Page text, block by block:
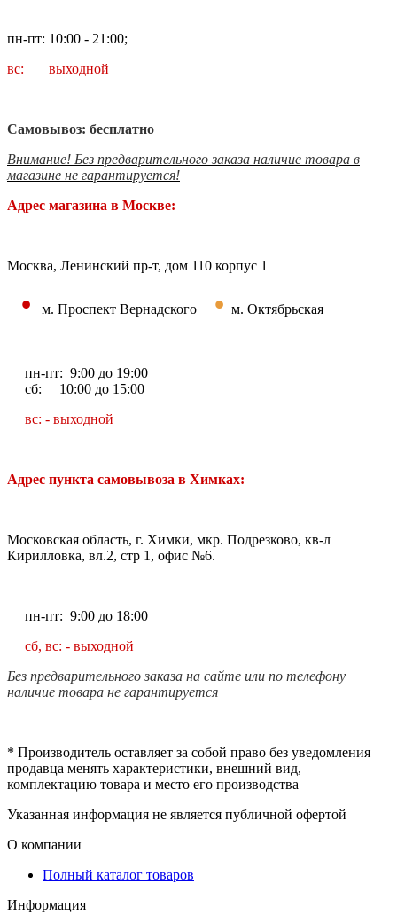
пн-пт: 10:00 - 21:00;
вс: выходной
Самовывоз: бесплатно
Внимание! Без предварительного заказа наличие товара в
магазине не гарантируется!
Адрес магазина в Москве:
Москва, Ленинский пр-т, дом 110 корпус 1
• м. Проспект Вернадского • м. Октябрьская
пн-пт: 9:00 до 19:00
сб: 10:00 до 15:00
вс: - выходной
Адрес пункта самовывоза в Химках:
Московская область, г. Химки, мкр. Подрезково, кв-л
Кирилловка, вл.2, стр 1, офис №6.
пн-пт: 9:00 до 18:00
сб, вс: - выходной
Без предварительного заказа на сайте или по телефону
наличие товара не гарантируется
* Производитель оставляет за собой право без уведомления
продавца менять характеристики, внешний вид,
комплектацию товара и место его производства
Указанная информация не является публичной офертой
О компании
Полный каталог товаров
Информация